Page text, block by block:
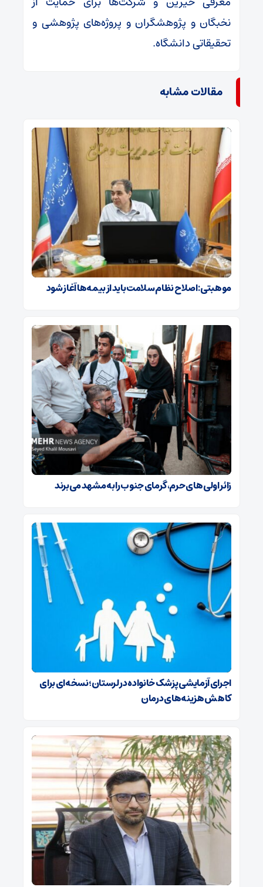
نخبگان و پژوهشگران و پروژه‌های پژوهشی و
تحقیقاتی دانشگاه.
مقالات مشابه
موهبتی: اصلاح نظام سلامت باید از بیمه‌ها آغاز شود
زائر اولی های حرم، گرمای جنوب را به مشهد می‌برند
اجرای آزمایشی پزشک خانواده در لرستان؛نسخه‌ای برای
کاهش هزینه‌های درمان